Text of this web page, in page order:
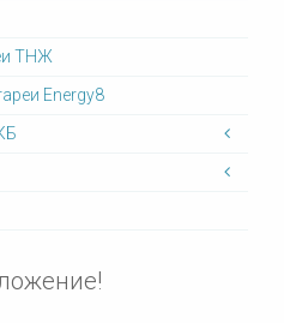
ТНЖ
Energy8